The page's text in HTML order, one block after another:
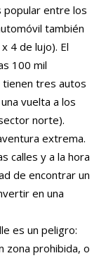
popular entre los
también
4 de lujo). El
100 mil
tienen tres autos
vuelta a los
norte).
extrema.
calles y a la hora
de encontrar un
en una
es un peligro:
zona prohibida, o